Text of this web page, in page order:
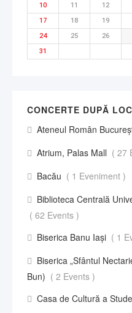
10
11 12
17
18 19
24
25 26
31
CONCERTE DUPĂ
Ateneul Român
Atrium, Palas Mall ( 27
Bacău ( 1 Eveniment )
Biblioteca Centrală
( 62 Events )
Biserica Banu Iași ( 1
Biserica „Sfântul
Bun) ( 2 Events )
Casa de Cultură a